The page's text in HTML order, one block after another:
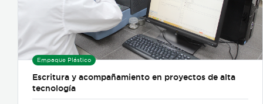
Empaque Plástico
Escritura y acompañamiento en proyectos de alta
tecnología